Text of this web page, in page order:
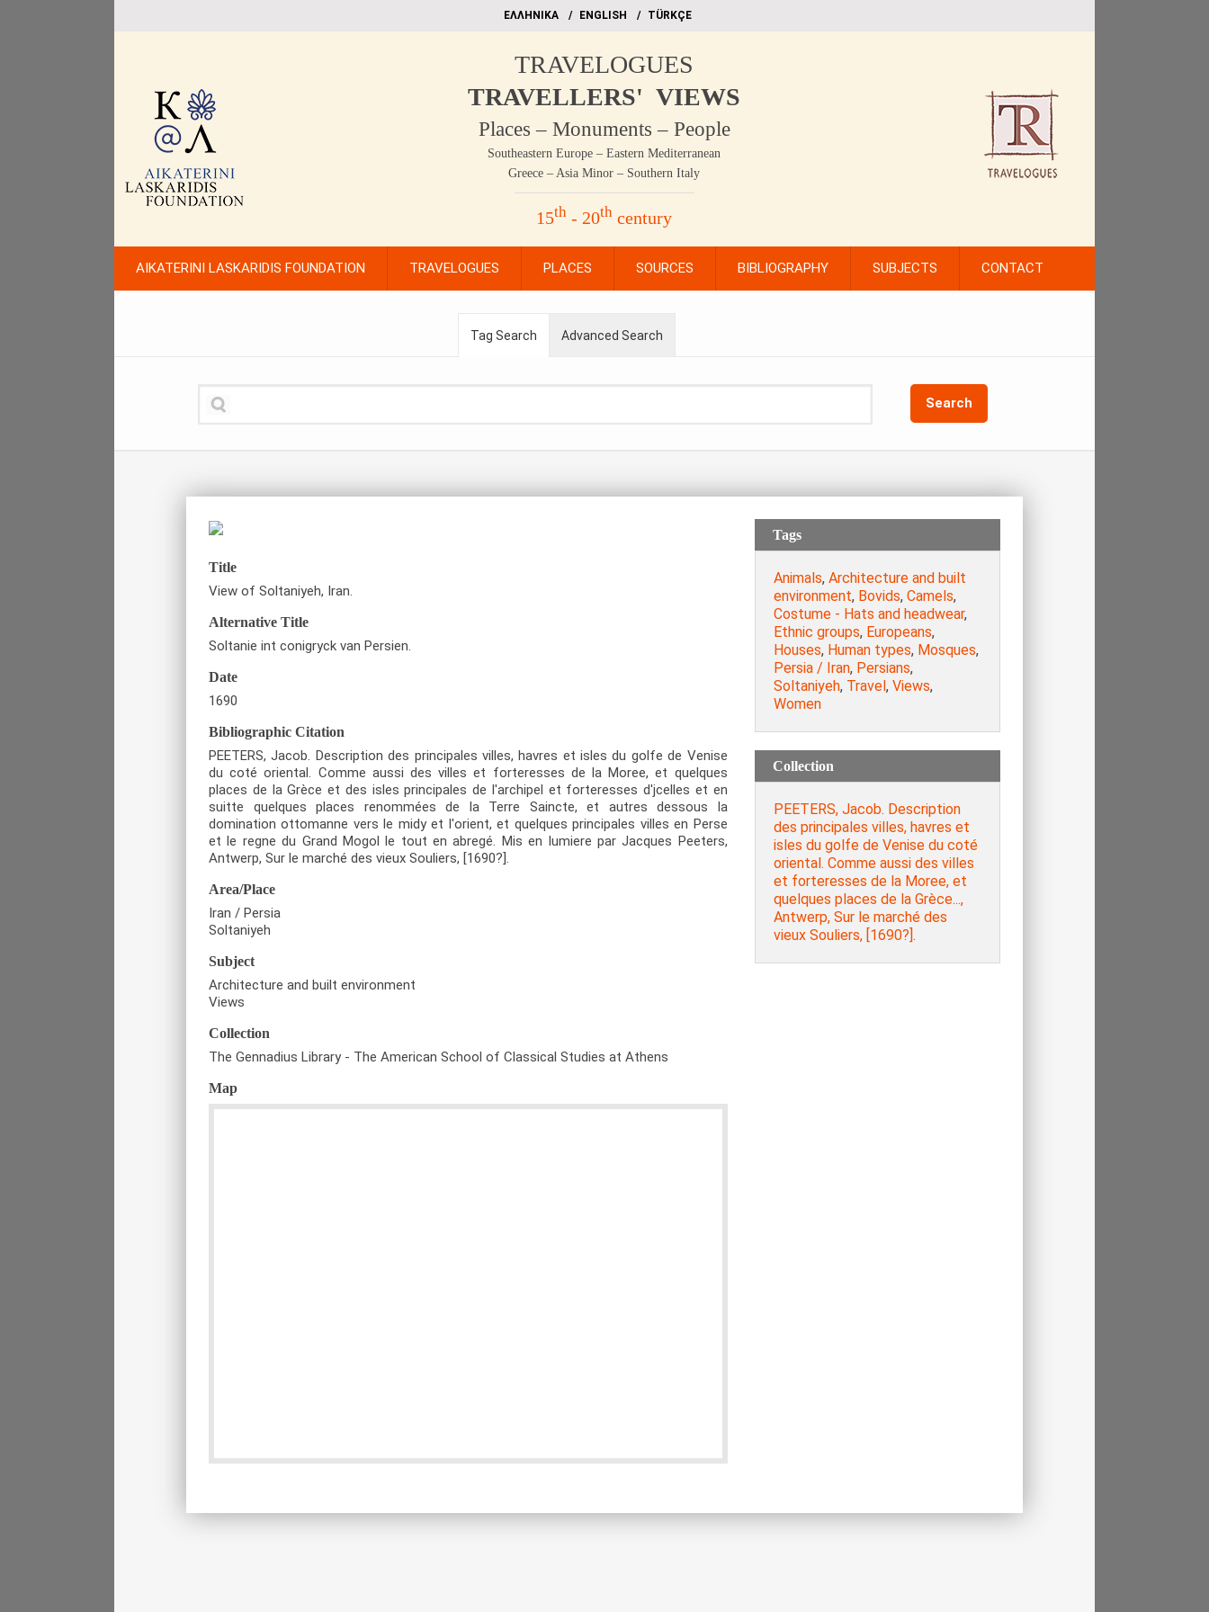
EΛΛΗΝΙΚΑ ΕΝGLISH TÜRKÇE
TRAVELOGUES
TRAVELLERS' VIEWS
Places – Monuments – People
Southeastern Europe – Eastern Mediterranean
Greece – Asia Minor – Southern Italy
15th - 20th century
AIKATERINI LASKARIDIS FOUNDATION TRAVELOGUES PLACES SOURCES BIBLIOGRAPHY SUBJECTS CONTACT
Tag Search
Search
Advanced Search
Title
View of Soltaniyeh, Iran.
Alternative Title
Soltanie int conigryck van Persien.
Date
1690
Bibliographic Citation
PEETERS, Jacob. Description des principales villes, havres et isles du golfe de Venise
du coté oriental. Comme aussi des villes et forteresses de la Moree, et quelques
places de la Grèce et des isles principales de l'archipel et forteresses d'jcelles et en
suitte quelques places renommées de la Terre Saincte, et autres dessous la
domination ottomanne vers le midy et l'orient, et quelques principales villes en Perse
et le regne du Grand Mogol le tout en abregé. Mis en lumiere par Jacques Peeters,
Antwerp, Sur le marché des vieux Souliers, [1690?].
Area/Place
Iran / Persia
Soltaniyeh
Subject
Architecture and built environment
Views
Collection
The Gennadius Library - The American School of Classical Studies at Athens
Map
Tags
Animals, Architecture and built
environment, Bovids, Camels,
Costume - Hats and headwear,
Ethnic groups, Europeans,
Houses, Human types, Mosques,
Persia / Iran, Persians,
Soltaniyeh, Travel, Views,
Women
Collection
PEETERS, Jacob. Description
des principales villes, havres et
isles du golfe de Venise du coté
oriental. Comme aussi des villes
et forteresses de la Moree, et
quelques places de la Grèce...,
Antwerp, Sur le marché des
vieux Souliers, [1690?].